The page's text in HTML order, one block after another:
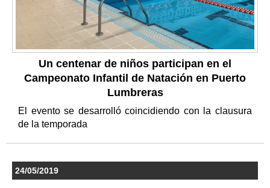
Un centenar de niños participan en el
Campeonato Infantil de Natación en Puerto
Lumbreras
El evento se desarrolló coincidiendo con la clausura
de la temporada
24/05/2019